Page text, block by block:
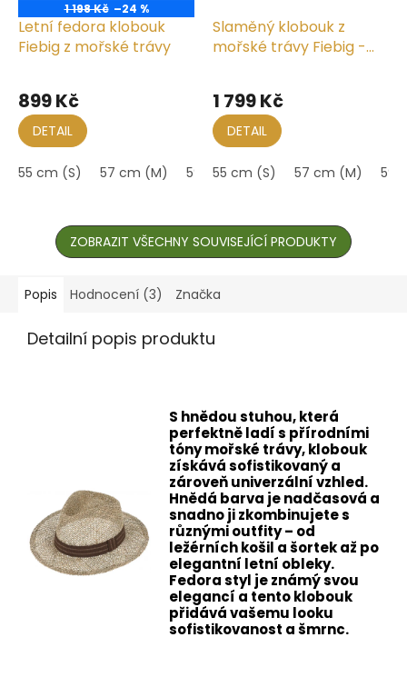
1 198 Kč –24 %
Letní fedora klobouk
Fiebig z mořské trávy
hodnocení
produktu
je
5,0
5
899 Kč
DETAIL
55 cm (S) 57 cm (M) 59 cm (L) 61 cm (XL) 63 cm
Slaměný klobouk z
mořské trávy Fiebig -
1 799 Kč
DETAIL
55 cm (S) 57 cm (M) 59
ZOBRAZIT VŠECHNY SOUVISEJÍCÍ PRODUKTY
Popis Hodnocení (3) Značka
Detailní popis produktu
S hnědou stuhou, která
perfektně ladí s přírodními
tóny mořské trávy, klobouk
získává sofistikovaný a
zároveň univerzální vzhled.
Hnědá barva je nadčasová a
snadno ji zkombinujete s
různými outfity – od
ležérních košil a šortek až po
elegantní letní obleky.
Fedora styl je známý svou
elegancí a tento klobouk
přidává vašemu looku
sofistikovanost a šmrnc.